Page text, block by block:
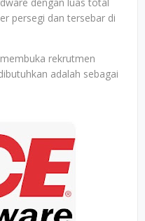
persegi dan tersebar di
rekrutmen
adalah sebagai